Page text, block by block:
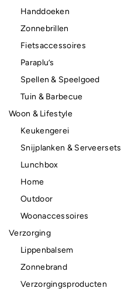
Handdoeken
Zonnebrillen
Fietsaccessoires
Paraplu’s
Spellen & Speelgoed
Tuin & Barbecue
Woon & Lifestyle
Keukengerei
Snijplanken & Serveersets
Lunchbox
Home
Outdoor
Woonaccessoires
Verzorging
Lippenbalsem
Zonnebrand
Verzorgingsproducten